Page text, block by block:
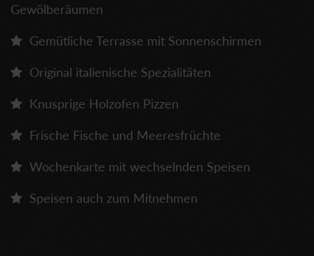
Gewölberäumen
Gemütliche Terrasse mit Sonnenschirmen
Original italienische Spezialitäten
Knusprige Holzofen Pizzen
Frische Fische und Meeresfrüchte
Wochenkarte mit wechselnden Speisen
Speisen auch zum Mitnehmen